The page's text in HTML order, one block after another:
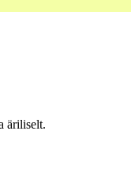
äriliselt.